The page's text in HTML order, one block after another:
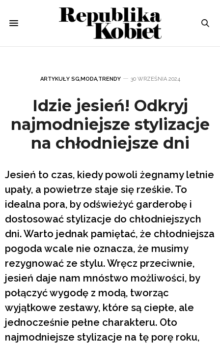
ARTYKUŁY SG,MODA,TRENDY 30 WRZEŚNIA 2024
Idzie jesień! Odkryj
najmodniejsze stylizacje
na chłodniejsze dni
Jesień to czas, kiedy powoli żegnamy letnie
upały, a powietrze staje się rześkie. To
idealna pora, by odświeżyć garderobę i
dostosować stylizacje do chłodniejszych
dni. Warto jednak pamiętać, że chłodniejsza
pogoda wcale nie oznacza, że musimy
rezygnować ze stylu. Wręcz przeciwnie,
jesień daje nam mnóstwo możliwości, by
połączyć wygodę z modą, tworząc
wyjątkowe zestawy, które są ciepłe, ale
jednocześnie pełne charakteru. Oto
najmodniejsze stylizacje na tę porę roku,